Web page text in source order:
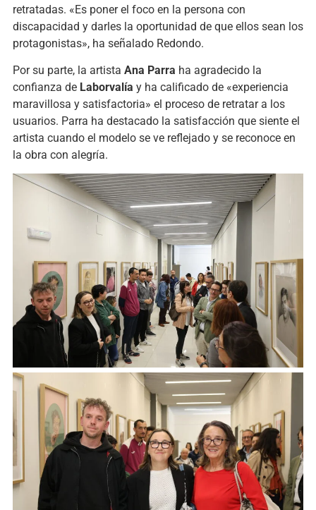
retratadas. «Es poner el foco en la persona con
discapacidad y darles la oportunidad de que ellos sean los
protagonistas», ha señalado Redondo.
Por su parte, la artista Ana Parra ha agradecido la
confianza de Laborvalía y ha calificado de «experiencia
maravillosa y satisfactoria» el proceso de retratar a los
usuarios. Parra ha destacado la satisfacción que siente el
artista cuando el modelo se ve reflejado y se reconoce en
la obra con alegría.